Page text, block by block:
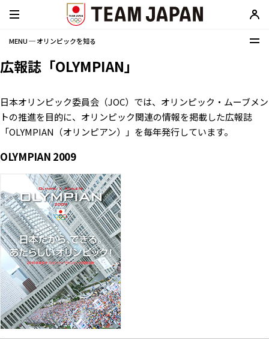
MENU ─ オリンピックを知る
広報誌「OLYMPIAN」
日本オリンピック委員会（JOC）では、オリンピック・ムーブメン
トの推進を目的に、オリンピック関連の情報を掲載した広報誌
「OLYMPIAN（オリンピアン）」を毎年発行しています。
OLYMPIAN 2009